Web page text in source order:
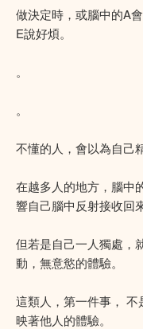
做決定時，或腦中的A
E說好煩。
。
。
不懂的人，會以為自己
在越多人的地方，腦中
響自己腦中反射接收回
但若是自己一人獨處，
動，無意慾的體驗。
這類人，第一件事，
映著他人的體驗。